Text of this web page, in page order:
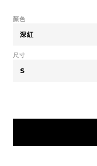
顏色
尺寸